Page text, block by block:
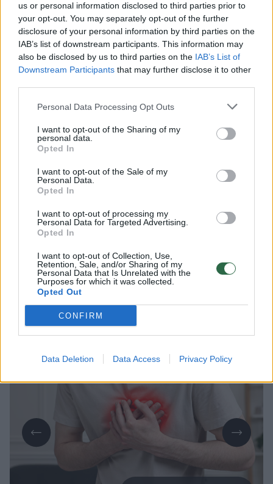
us or personal information disclosed to third parties prior to
your opt-out. You may separately opt-out of the further
disclosure of your personal information by third parties on the
IAB’s list of downstream participants. This information may
also be disclosed by us to third parties on the IAB’s List of
Downstream Participants that may further disclose it to other
Personal Data Processing Opt Outs
I want to opt-out of the Sharing of my
personal data.
Opted In
I want to opt-out of the Sale of my
Personal Data.
Opted In
I want to opt-out of processing my
Personal Data for Targeted Advertising.
Opted In
I want to opt-out of Collection, Use,
Retention, Sale, and/or Sharing of my
Personal Data that Is Unrelated with the
Purposes for which it was collected.
Opted Out
CONFIRM
Data Deletion Data Access Privacy Policy
Garsaus futbolininko sūnaus mirtis
sukrėtė pasaulį: kas yra
nematomas žudikas, galintis
smogti netikėtai
2026 m. rugpjūčio 9 d. 07:04
Lrytas.lt
Kaip paaiškėjo per teismo tyrimą, Velso ir
„Manchester United“ žaidėjo Marko
Hugheso sūnus tragiškai mirė nuo staigios
suaugusiųjų mirties sindromo (SADS).